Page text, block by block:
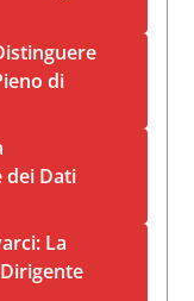
di
dei Dati
La